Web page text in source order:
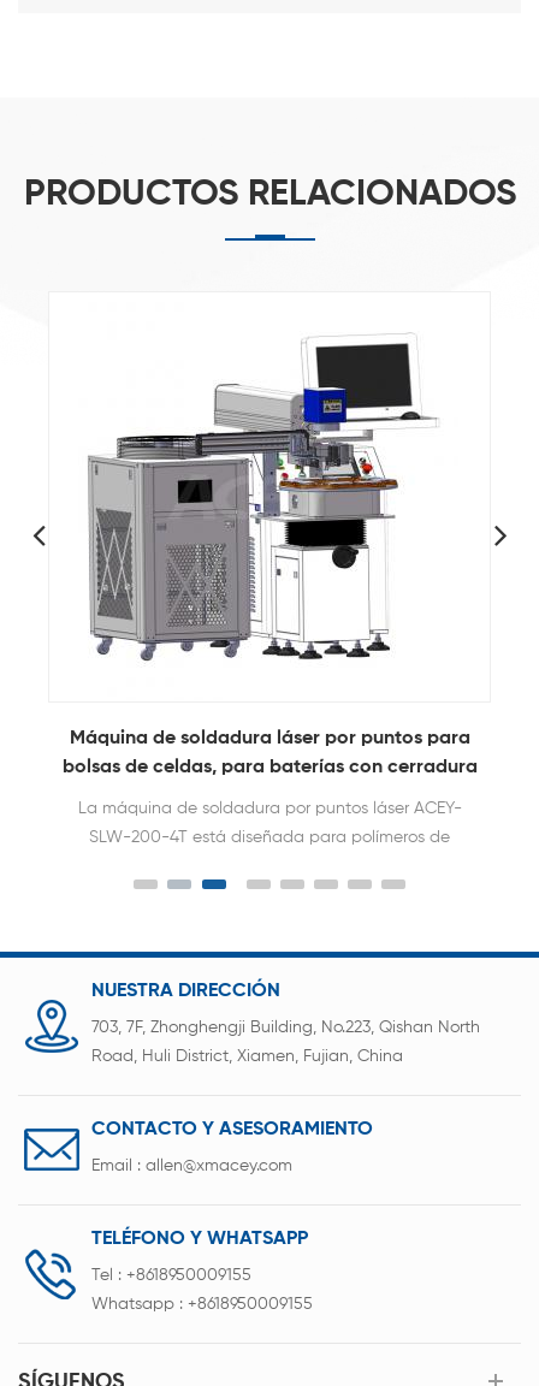
PRODUCTOS RELACIONADOS
Máquina de soldadura láser por puntos para
bolsas de celdas, para baterías con cerradura
La máquina de soldadura por puntos láser ACEY-
SLW-200-4T está diseñada para polímeros de
Utiliza tecnología de soldadura láser para lograr
de la batería, las láminas de níquel y las placas
PCB.
NUESTRA DIRECCIÓN
703, 7F, Zhonghengji Building, No.223, Qishan North
Road, Huli District, Xiamen, Fujian, China
CONTACTO Y ASESORAMIENTO
Email : allen@xmacey.com
TELÉFONO Y WHATSAPP
Tel : +8618950009155
Whatsapp : +8618950009155